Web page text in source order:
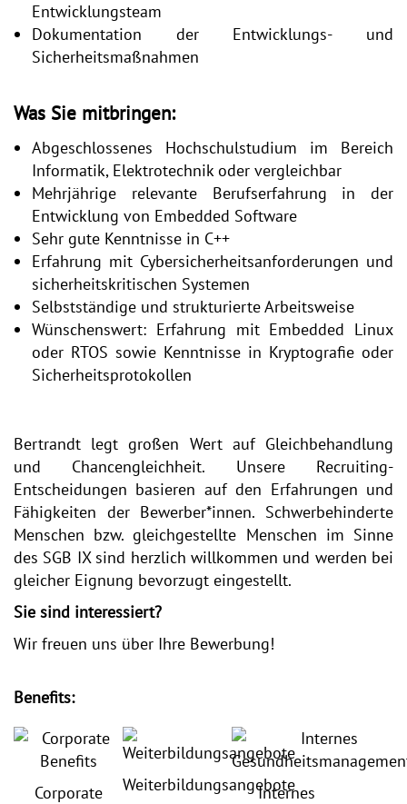
Entwicklungsteam
Dokumentation der Entwicklungs- und
Sicherheitsmaßnahmen
Was Sie mitbringen:
Abgeschlossenes Hochschulstudium im Bereich
Informatik, Elektrotechnik oder vergleichbar
Mehrjährige relevante Berufserfahrung in der
Entwicklung von Embedded Software
Sehr gute Kenntnisse in C++
Erfahrung mit Cybersicherheitsanforderungen und
sicherheitskritischen Systemen
Selbstständige und strukturierte Arbeitsweise
Wünschenswert: Erfahrung mit Embedded Linux
oder RTOS sowie Kenntnisse in Kryptografie oder
Sicherheitsprotokollen
Bertrandt legt großen Wert auf Gleichbehandlung
und Chancengleichheit. Unsere Recruiting-
Entscheidungen basieren auf den Erfahrungen und
Fähigkeiten der Bewerber*innen. Schwerbehinderte
Menschen bzw. gleichgestellte Menschen im Sinne
des SGB IX sind herzlich willkommen und werden bei
gleicher Eignung bevorzugt eingestellt.
Sie sind interessiert?
Wir freuen uns über Ihre Bewerbung!
Benefits:
Corporate
Weiterbildungsangebote
Internes